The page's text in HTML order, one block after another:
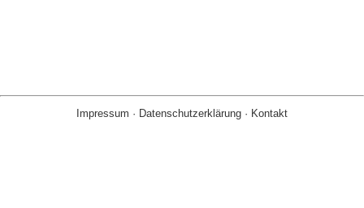
Impressum · Datenschutzerklärung · Kontakt